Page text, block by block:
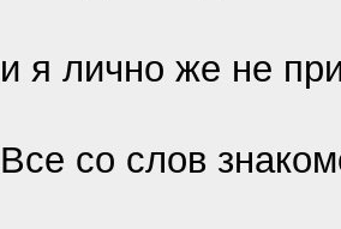
и я лично же не
Все со слов